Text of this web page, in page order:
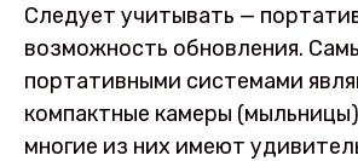
Следует учитывать —
возможность обновления.
портативными системами
компактные камеры
многие из них имеют